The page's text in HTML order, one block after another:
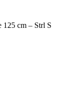
125 cm – Strl S